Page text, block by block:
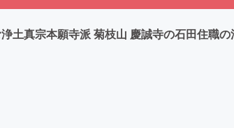
土真宗本願寺派 菊枝山 慶誠寺の石田住職